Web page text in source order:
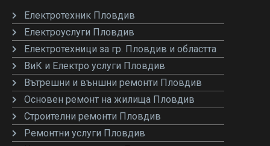
Електротехник Пловдив
Електроуслуги Пловдив
Електротехници за гр. Пловдив и областта
ВиК и Електро услуги Пловдив
Вътрешни и външни ремонти Пловдив
Основен ремонт на жилища Пловдив
Строителни ремонти Пловдив
Ремонтни услуги Пловдив